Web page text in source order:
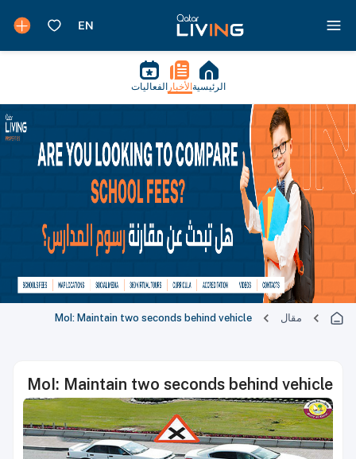
الرئيسية الأخبار الفعاليات
مقال MoI: Maintain two seconds behind vehicle
MoI: Maintain two seconds behind vehicle